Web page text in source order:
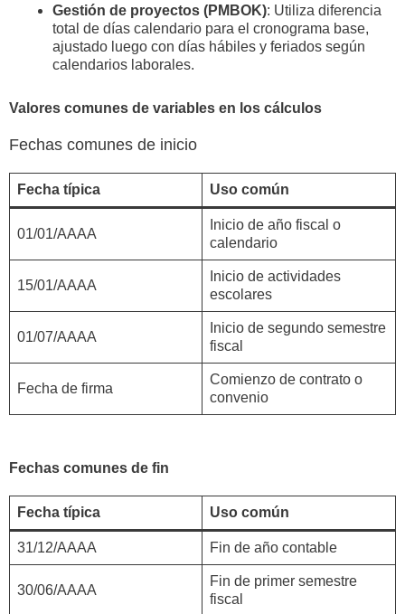
Gestión de proyectos (PMBOK): Utiliza diferencia
total de días calendario para el cronograma base,
ajustado luego con días hábiles y feriados según
calendarios laborales.
Valores comunes de variables en los cálculos
Fechas comunes de inicio
Fecha típica Uso común
01/01/AAAA
Inicio de año fiscal o
calendario
15/01/AAAA
Inicio de actividades
escolares
01/07/AAAA
Inicio de segundo semestre
fiscal
Fecha de firma
Comienzo de contrato o
convenio
Fechas comunes de fin
Fecha típica Uso común
31/12/AAAA Fin de año contable
30/06/AAAA
Fin de primer semestre
fiscal